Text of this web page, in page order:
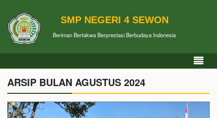
SMP NEGERI 4 SEWON
Beriman Bertakwa Berprestasi Berbudaya Indonesia
ARSIP BULAN AGUSTUS 2024